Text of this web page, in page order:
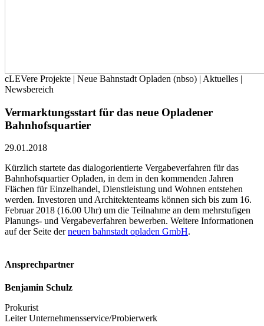
cLEVere Projekte | Neue Bahnstadt Opladen (nbso) | Aktuelles |
Newsbereich
Vermarktungsstart für das neue Opladener
Bahnhofsquartier
29.01.2018
Kürzlich startete das dialogorientierte Vergabeverfahren für das
Bahnhofsquartier Opladen, in dem in den kommenden Jahren
Flächen für Einzelhandel, Dienstleistung und Wohnen entstehen
werden. Investoren und Architektenteams können sich bis zum 16.
Februar 2018 (16.00 Uhr) um die Teilnahme an dem mehrstufigen
Planungs- und Vergabeverfahren bewerben. Weitere Informationen
auf der Seite derneuen bahnstadt opladen GmbH.
Ansprechpartner
Benjamin Schulz
Prokurist
Leiter Unternehmensservice/Probierwerk